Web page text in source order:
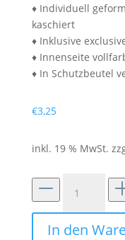
♦ Individuell
kaschiert
♦ Inklusive
♦ Innenseite
♦ In Schutzbeutel
€3,25
inkl. 19 % MwSt.
Silhouettenkarte
"Alles
Gute!"
MengeIn den